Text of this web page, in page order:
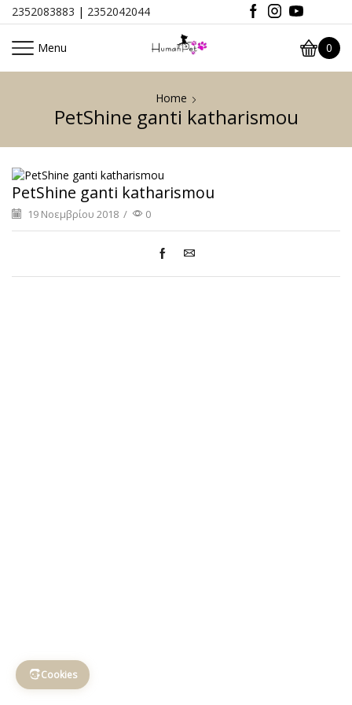
2352083883 | 2352042044
Menu 0
Home
PetShine ganti katharismou
PetShine ganti katharismou
19 Νοεμβρίου 2018 / 0
Cookies